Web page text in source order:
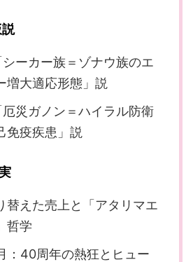
ーカー族＝ゾナウ族のエ
増大適応形態」説
災ガノン＝ハイラル防衛
免疫疾患」説
替えた売上と「アタリマエ
哲学
：40周年の熱狂とヒュー